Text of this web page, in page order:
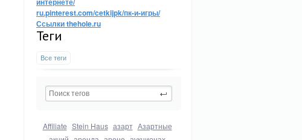
ru.pinterest.com/cetkijpk/пк-и-игры/
Ссылки thehole.ru
Теги
Все теги
Affiliate Stein Haus азарт Азартные